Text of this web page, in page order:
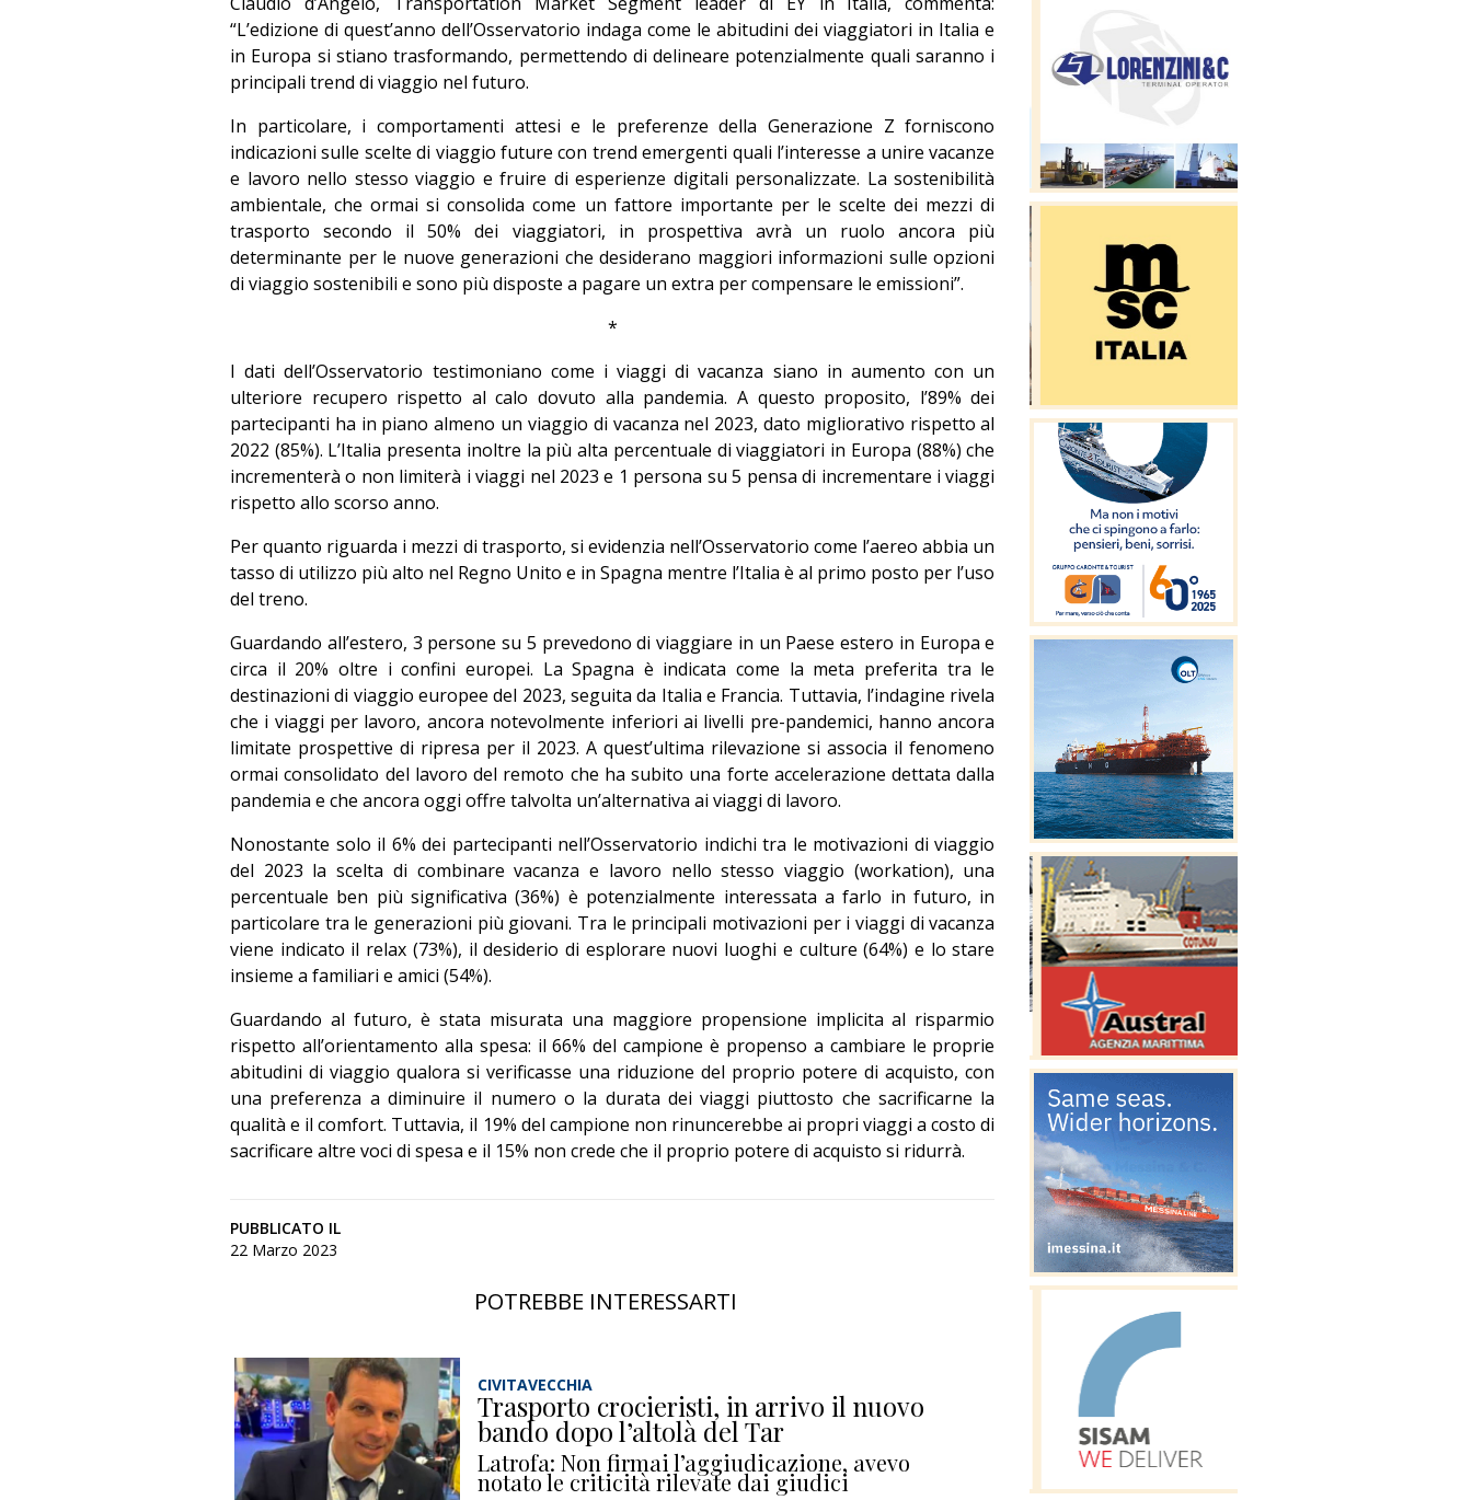
“L’edizione di quest’anno dell’Osservatorio indaga come le abitudini dei viaggiatori in Italia e
in Europa si stiano trasformando, permettendo di delineare potenzialmente quali saranno i
principali trend di viaggio nel futuro.
In particolare, i comportamenti attesi e le preferenze della Generazione Z forniscono
indicazioni sulle scelte di viaggio future con trend emergenti quali l’interesse a unire vacanze
e lavoro nello stesso viaggio e fruire di esperienze digitali personalizzate. La sostenibilità
ambientale, che ormai si consolida come un fattore importante per le scelte dei mezzi di
trasporto secondo il 50% dei viaggiatori, in prospettiva avrà un ruolo ancora più
determinante per le nuove generazioni che desiderano maggiori informazioni sulle opzioni
di viaggio sostenibili e sono più disposte a pagare un extra per compensare le emissioni”.
*
I dati dell’Osservatorio testimoniano come i viaggi di vacanza siano in aumento con un
ulteriore recupero rispetto al calo dovuto alla pandemia. A questo proposito, l’89% dei
partecipanti ha in piano almeno un viaggio di vacanza nel 2023, dato migliorativo rispetto al
2022 (85%). L’Italia presenta inoltre la più alta percentuale di viaggiatori in Europa (88%) che
incrementerà o non limiterà i viaggi nel 2023 e 1 persona su 5 pensa di incrementare i viaggi
rispetto allo scorso anno.
Per quanto riguarda i mezzi di trasporto, si evidenzia nell’Osservatorio come l’aereo abbia un
tasso di utilizzo più alto nel Regno Unito e in Spagna mentre l’Italia è al primo posto per l’uso
del treno.
Guardando all’estero, 3 persone su 5 prevedono di viaggiare in un Paese estero in Europa e
circa il 20% oltre i confini europei. La Spagna è indicata come la meta preferita tra le
destinazioni di viaggio europee del 2023, seguita da Italia e Francia. Tuttavia, l’indagine rivela
che i viaggi per lavoro, ancora notevolmente inferiori ai livelli pre-pandemici, hanno ancora
limitate prospettive di ripresa per il 2023. A quest’ultima rilevazione si associa il fenomeno
ormai consolidato del lavoro del remoto che ha subito una forte accelerazione dettata dalla
pandemia e che ancora oggi offre talvolta un’alternativa ai viaggi di lavoro.
Nonostante solo il 6% dei partecipanti nell’Osservatorio indichi tra le motivazioni di viaggio
del 2023 la scelta di combinare vacanza e lavoro nello stesso viaggio (workation), una
percentuale ben più significativa (36%) è potenzialmente interessata a farlo in futuro, in
particolare tra le generazioni più giovani. Tra le principali motivazioni per i viaggi di vacanza
viene indicato il relax (73%), il desiderio di esplorare nuovi luoghi e culture (64%) e lo stare
insieme a familiari e amici (54%).
Guardando al futuro, è stata misurata una maggiore propensione implicita al risparmio
rispetto all’orientamento alla spesa: il 66% del campione è propenso a cambiare le proprie
abitudini di viaggio qualora si verificasse una riduzione del proprio potere di acquisto, con
una preferenza a diminuire il numero o la durata dei viaggi piuttosto che sacrificarne la
qualità e il comfort. Tuttavia, il 19% del campione non rinuncerebbe ai propri viaggi a costo di
sacrificare altre voci di spesa e il 15% non crede che il proprio potere di acquisto si ridurrà.
PUBBLICATO IL
22 Marzo 2023
POTREBBE INTERESSARTI
CIVITAVECCHIA
Trasporto crocieristi, in arrivo il nuovo
bando dopo l’altolà del Tar
Latrofa: Non firmai l’aggiudicazione, avevo
notato le criticità rilevate dai giudici